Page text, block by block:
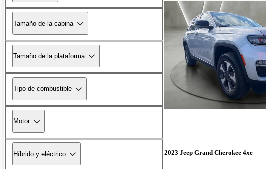
Tamaño de la cabina
Tamaño de la plataforma
Tipo de combustible
Motor
Híbrido y eléctrico 2023 Jeep Grand Cherokee 4xe